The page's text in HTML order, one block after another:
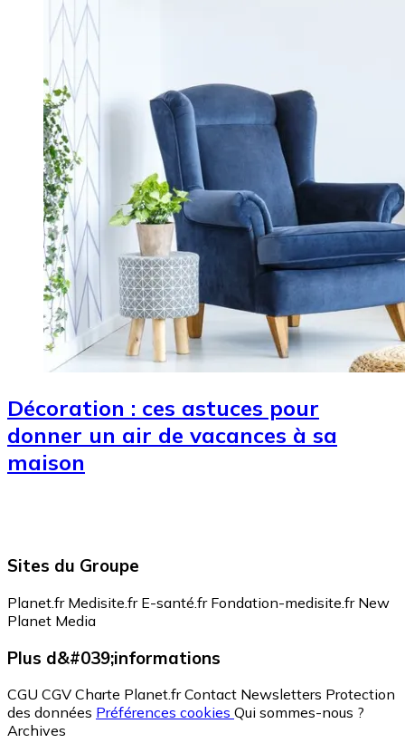
Décoration : ces astuces pour
donner un air de vacances à sa
maison
Sites du Groupe
Planet.fr Medisite.fr E-santé.fr Fondation-medisite.fr New
Planet Media
Plus d&#039;informations
CGU CGV Charte Planet.fr Contact Newsletters Protection
des données Préférences cookies Qui sommes-nous ?
Archives